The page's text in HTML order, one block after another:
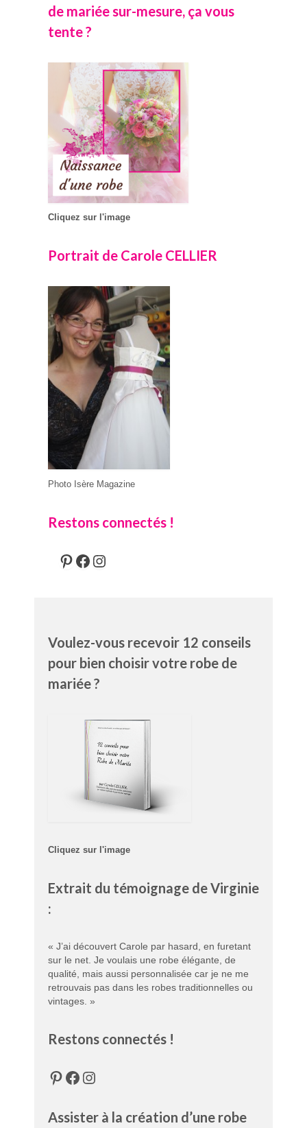
de mariée sur-mesure, ça vous
tente ?
Cliquez sur l'image
Portrait de Carole CELLIER
Photo Isère Magazine
Restons connectés !
Pinterest
Facebook
Instagram
Voulez-vous recevoir 12 conseils
pour bien choisir votre robe de
mariée ?
Cliquez sur l'image
Extrait du témoignage de Virginie
:
« J’ai découvert Carole par hasard, en furetant
sur le net. Je voulais une robe élégante, de
qualité, mais aussi personnalisée car je ne me
retrouvais pas dans les robes traditionnelles ou
vintages. »
Restons connectés !
Pinterest
Facebook
Instagram
Assister à la création d’une robe